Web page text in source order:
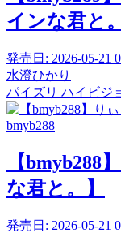
インな君と。
発売日: 2026-05-21
水澄ひかり
パイズリ ハイビジ
bmyb288
【bmyb288
な君と。】
発売日: 2026-05-21